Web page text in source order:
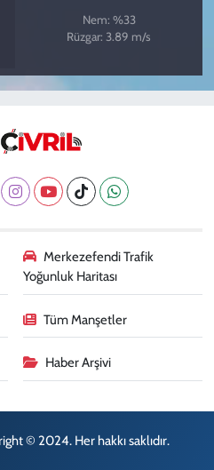
Nem: %33
Rüzgar: 3.89 m/s
Merkezefendi Trafik
Yoğunluk Haritası
Tüm Manşetler
Haber Arşivi
© 2024. Her hakkı saklıdır.